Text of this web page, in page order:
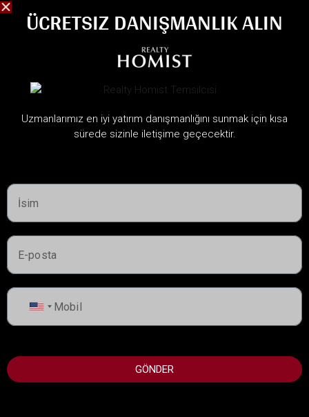
Yıkayıcı
WiFi
Pencere Kaplamaları
ÜCRETSIZ DANIŞMANLIK ALIN
Uzmanlarımız en iyi yatırım danışmanlığını sunmak için kısa
sürede sizinle iletişime geçecektir.
United
States
GÖNDER